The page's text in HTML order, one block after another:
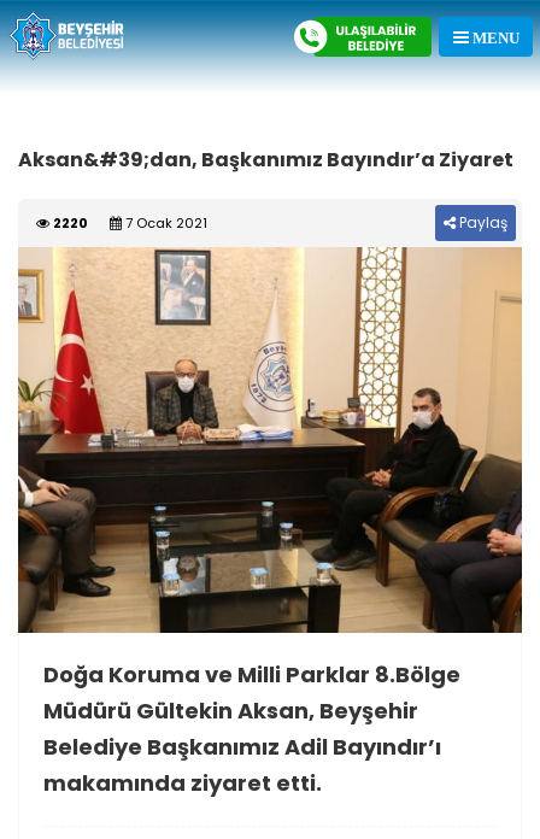
Aksan&#39;dan, Başkanımız Bayındır’a Ziyaret
2220 7 Ocak 2021 Paylaş
Doğa Koruma ve Milli Parklar 8.Bölge
Müdürü Gültekin Aksan, Beyşehir
Belediye Başkanımız Adil Bayındır’ı
makamında ziyaret etti.